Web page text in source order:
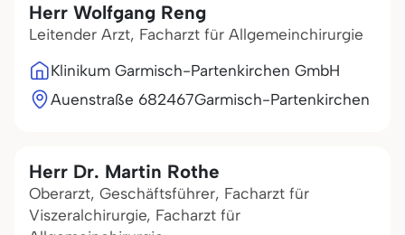
Herr Wolfgang Reng
Leitender Arzt, Facharzt für Allgemeinchirurgie
Klinikum Garmisch-Partenkirchen GmbH
Auenstraße 682467Garmisch-Partenkirchen
Herr Dr. Martin Rothe
Oberarzt, Geschäftsführer, Facharzt für
Viszeralchirurgie, Facharzt für